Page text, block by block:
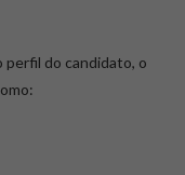
perfil do candidato, o